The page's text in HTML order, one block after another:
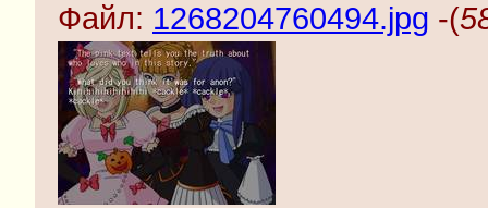
Файл: 1268204760494.jpg -(